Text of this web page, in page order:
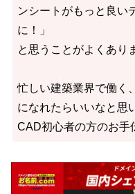
ンシートがもっと良い
に！」
と思うことがよくあり
忙しい建築業界で働く
になれたらいいなと思
CAD初心者の方のお手